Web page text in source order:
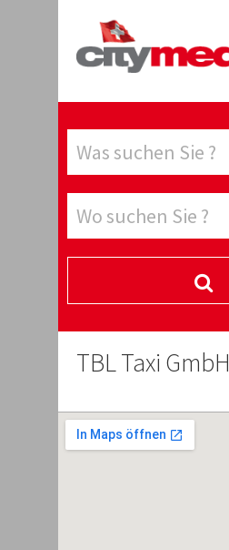
TBL Taxi GmbH